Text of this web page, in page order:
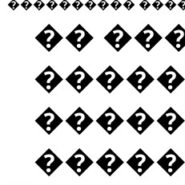
����������
��